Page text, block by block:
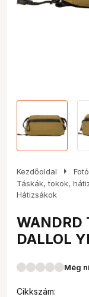
Kezdőoldal arrow_right
Táskák, tokok,
Hátizsákok
WANDRD
DALLOL
Még
Cikkszám: